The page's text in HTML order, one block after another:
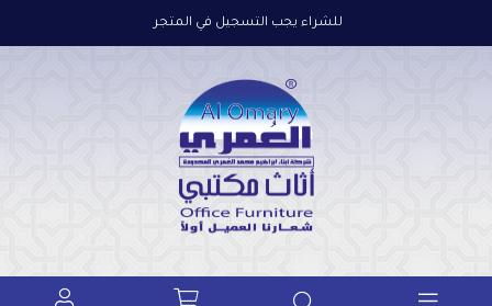
للشراء يجب التسجيل في المتجر